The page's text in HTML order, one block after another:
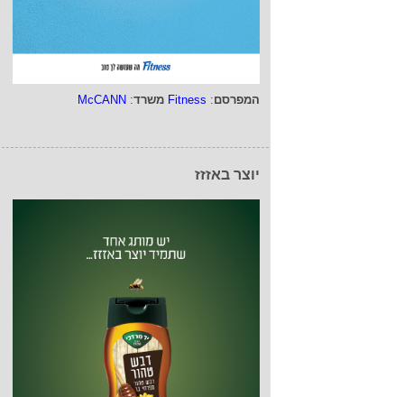
המפרסם:
Fitness משרד:
McCANN
יוצר באזזז